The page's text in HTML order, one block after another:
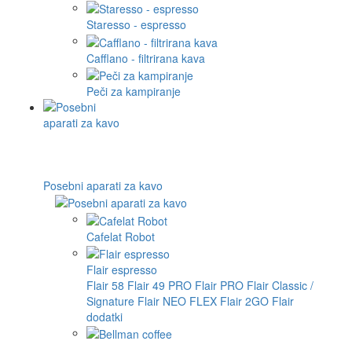
Staresso - espresso
Cafflano - filtrirana kava
Peči za kampiranje
Posebni aparati za kavo
Cafelat Robot
Flair espresso
Flair 58 Flair 49 PRO Flair PRO Flair Classic /
Signature Flair NEO FLEX Flair 2GO Flair
dodatki